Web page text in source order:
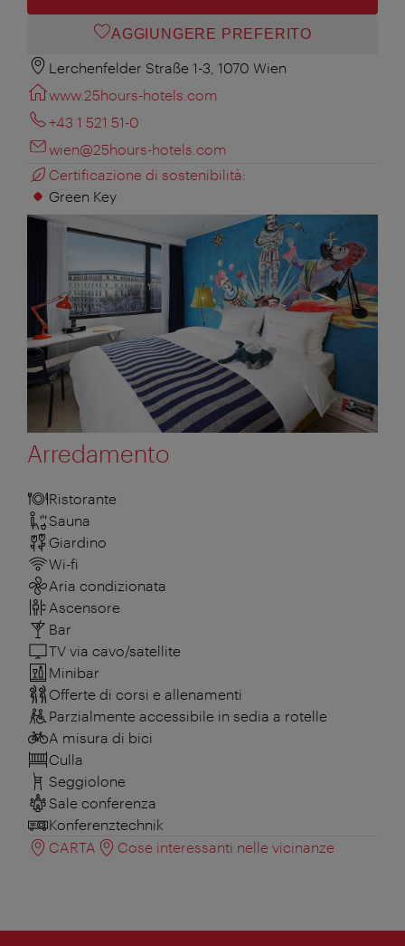
AGGIUNGERE PREFERITO
Lerchenfelder Straße 1-3, 1070 Wien
www.25hours-hotels.com
+43 1 521 51-0
wien@25hours-hotels.com
Certificazione di sostenibilità:
Green Key
Arredamento
Ristorante
Sauna
Giardino
Wi-fi
Aria condizionata
Ascensore
Bar
TV via cavo/satellite
Minibar
Offerte di corsi e allenamenti
Parzialmente accessibile in sedia a rotelle
A misura di bici
Culla
Seggiolone
Sale conferenza
Konferenztechnik
CARTA
Cose interessanti nelle vicinanze